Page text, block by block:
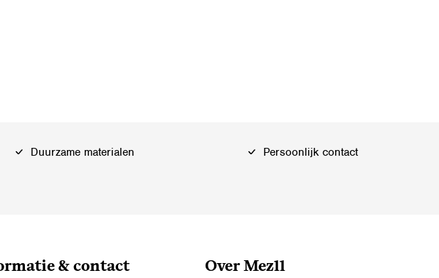
Duurzame materialen Persoonlijk contact
& contact Over Mez11